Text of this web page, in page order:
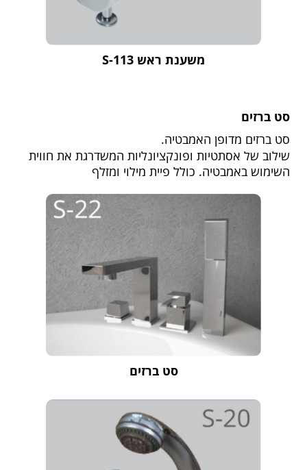
משענת ראש S-113
סט ברזים
סט ברזים מדופן האמבטיה.
שילוב של אסתטיות ופונקציונליות המשדרגת את חווית
השימוש באמבטיה. כולל פיית מילוי ומזלף
סט ברזים